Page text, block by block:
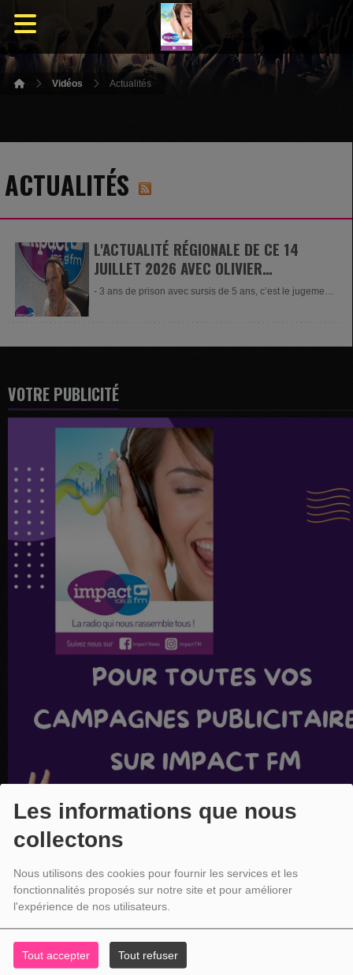
Les informations que nous
collectons
Nous utilisons des cookies pour fournir les services et les
fonctionnalités proposés sur notre site et pour améliorer
l'expérience de nos utilisateurs.
Tout accepter Tout refuser
Vidéos Actualités
ACTUALITÉS
L'ACTUALITÉ RÉGIONALE DE CE 14
JUILLET 2026 AVEC OLIVIER
TOMEZZOLI
- 3 ans de prison avec sursis de 5 ans, c’est le jugement
VOTRE PUBLICITÉ